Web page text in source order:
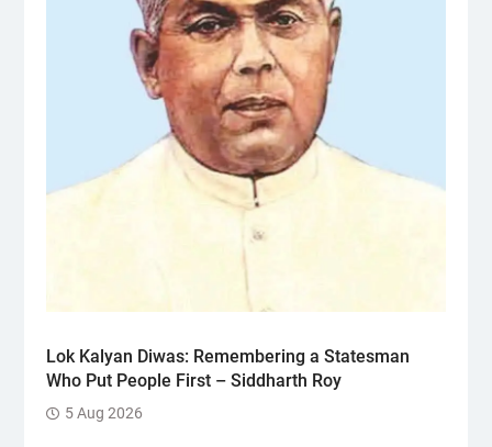
Lok Kalyan Diwas: Remembering a Statesman
Who Put People First – Siddharth Roy
5 Aug 2026